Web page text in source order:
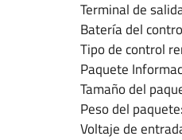
Terminal de
Batería del
Tipo de control
Paquete
Tamaño del
Peso del
Voltaje de